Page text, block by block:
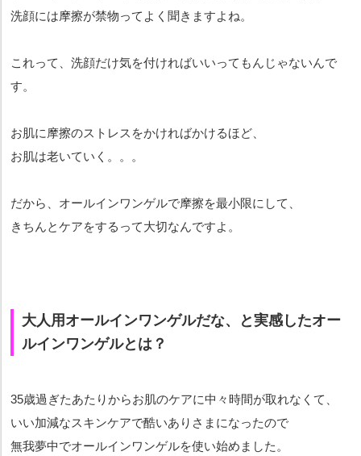
洗顔には摩擦が禁物ってよく聞きますよね。
これって、洗顔だけ気を付ければいいってもんじゃないんで
す。
お肌に摩擦のストレスをかければかけるほど、
お肌は老いていく。。。
だから、オールインワンゲルで摩擦を最小限にして、
きちんとケアをするって大切なんですよ。
大人用オールインワンゲルだな、と実感したオー
ルインワンゲルとは？
35歳過ぎたあたりからお肌のケアに中々時間が取れなくて、
いい加減なスキンケアで酷いありさまになったので
無我夢中でオールインワンゲルを使い始めました。